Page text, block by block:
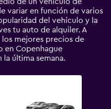
variar en función de varios
del vehículo y la
tu auto de alquiler. A
mejores precios de
en Copenhague
última semana.